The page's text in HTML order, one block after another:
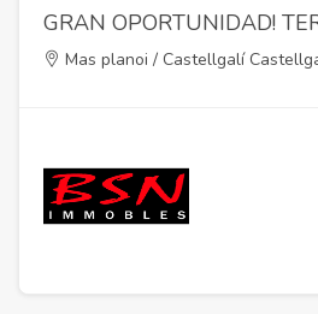
GRAN OPORTUNIDAD!
VENTA DE 649M2 EN MAS
Mas planoi / Castellgalí